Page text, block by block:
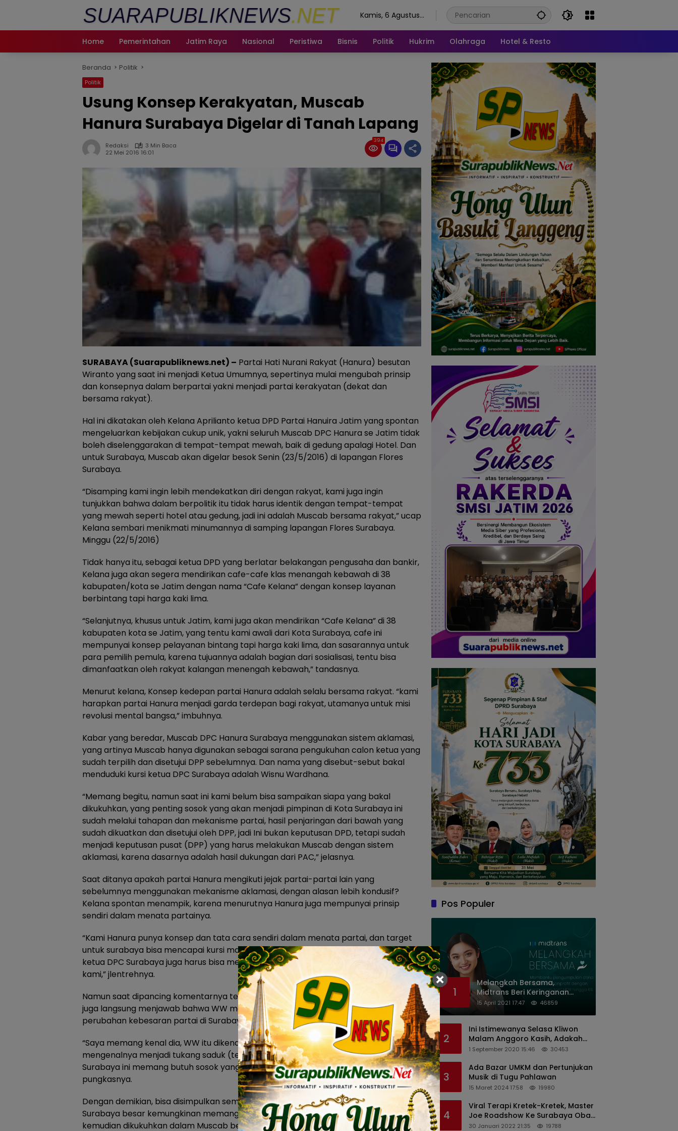
Kamis, 6 Agustus
Home
Pemerintahan Jatim Raya Nasional Peristiwa Bisnis Politik Hukrim Olahraga Hotel & Resto
Beranda Politik
Politik
Usung Konsep Kerakyatan, Muscab
Hanura Surabaya Digelar di Tanah Lapang
Redaksi
3 Min Baca
22 Mei 2016 16:01
394
SURABAYA (Suarapubliknews.net) – Partai Hati Nurani Rakyat (Hanura) besutan
Wiranto yang saat ini menjadi Ketua Umumnya, sepertinya mulai mengubah prinsip
dan konsepnya dalam berpartai yakni menjadi partai kerakyatan (dekat dan
bersama rakyat).
Hal ini dikatakan oleh Kelana Aprilianto ketua DPD Partai Hanuira Jatim yang spontan
mengeluarkan kebijakan cukup unik, yakni seluruh Muscab DPC Hanura se Jatim tidak
boleh diselenggarakan di tempat-tempat mewah, baik di gedung apalagi Hotel. Dan
untuk Surabaya, Muscab akan digelar besok Senin (23/5/2016) di lapangan Flores
Surabaya.
“Disamping kami ingin lebih mendekatkan diri dengan rakyat, kami juga ingin
tunjukkan bahwa dalam berpolitik itu tidak harus identik dengan tempat-tempat
yang mewah seperti hotel atau gedung, jadi ini adalah Muscab bersama rakyat,” ucap
Kelana sembari menikmati minumannya di samping lapangan Flores Surabaya.
Minggu (22/5/2016)
Tidak hanya itu, sebagai ketua DPD yang berlatar belakangan pengusaha dan bankir,
Kelana juga akan segera mendirikan cafe-cafe klas menangah kebawah di 38
kabupaten/kota se Jatim dengan nama “Cafe Kelana” dengan konsep layanan
berbintang tapi harga kaki lima.
“Selanjutnya, khusus untuk Jatim, kami juga akan mendirikan “Cafe Kelana” di 38
kabupaten kota se Jatim, yang tentu kami awali dari Kota Surabaya, cafe ini
mempunyai konsep pelayanan bintang tapi harga kaki lima, dan sasarannya untuk
para pemilih pemula, karena tujuannya adalah bagian dari sosialisasi, tentu bisa
dimanfaatkan oleh rakyat kalangan menengah kebawah,” tandasnya.
Menurut kelana, Konsep kedepan partai Hanura adalah selalu bersama rakyat. “kami
harapkan partai Hanura menjadi garda terdepan bagi rakyat, utamanya untuk misi
revolusi mental bangsa,” imbuhnya.
Kabar yang beredar, Muscab DPC Hanura Surabaya menggunakan sistem aklamasi,
yang artinya Muscab hanya digunakan sebagai sarana pengukuhan calon ketua yang
sudah terpilih dan disetujui DPP sebelumnya. Dan nama yang disebut-sebut bakal
menduduki kursi ketua DPC Surabaya adalah Wisnu Wardhana.
“Memang begitu, namun saat ini kami belum bisa sampaikan siapa yang bakal
dikukuhkan, yang penting sosok yang akan menjadi pimpinan di Kota Surabaya ini
sudah melalui tahapan dan mekanisme partai, hasil penjaringan dari bawah yang
sudah dikuatkan dan disetujui oleh DPP, jadi Ini bukan keputusan DPD, tetapi sudah
menjadi keputusan pusat (DPP) yang harus melakukan Muscab dengan sistem
aklamasi, karena dasarnya adalah hasil dukungan dari PAC,” jelasnya.
Saat ditanya apakah partai Hanura mengikuti jejak partai-partai lain yang
sebelumnya menggunakan mekanisme aklamasi, dengan alasan lebih kondusif?
Kelana spontan menampik, karena menurutnya Hanura juga mempunyai prinsip
sendiri dalam menata partainya.
“Kami Hanura punya konsep dan tata cara sendiri dalam menata partai, dan target
untuk surabaya bisa mencapai kursi maksimal, bahkan kami juga berharap agar
ketua DPC Surabaya juga harus bisa menjadi Wali Kota Surabaya, itu target terbesar
kami,” jlentrehnya.
Namun saat dipancing komentarnya terkait sosok Wisnu Wardhana alias WW, Kelana
juga langsung menjawab bahwa WW menjadi sosok yang diharapkan bisa melakukan
perubahan kebesaran partai di Surabaya, bahkan diharapkan bisa menjadi Wali Kota.
“Saya memang kenal dia, WW itu dikenal keras, tegas bahkan beberapa orang
mengenalnya menjadi tukang saduk (tendang) dan terkadang juga edan, tapi
Surabaya ini memang butuh sosok yang seperti dia, tidak bisa orang yang lembek,”
pungkasnya.
Dengan demikian, bisa disimpulkan sementara, bahwa kandidat ketua DPC Hanura
Surabaya besar kemungkinan memang bakal jatuh ke Wisnu Wardhana, yang
kemudian dikukuhkan dalam Muscab besok pagi. Hasil penelusuran media ini, posisi
Pos Populer
1
Melangkah Bersama,
Midtrans Beri Keringanan
Biaya Transaksi ke Organisasi
15 April 2021 17:47 46859
2
Ini Istimewanya Selasa Kliwon
Malam Anggoro Kasih, Adakah
Kaitannya dengan Keputusan
1 September 2020 15:46 30453
3
Ada Bazar UMKM dan Pertunjukan
Musik di Tugu Pahlawan
15 Maret 2024 17:58 19980
4
Viral Terapi Kretek-Kretek, Master
Joe Roadshow Ke Surabaya Obati
Pasien Sekaligus Edukasi
30 Januari 2022 21:35 19788